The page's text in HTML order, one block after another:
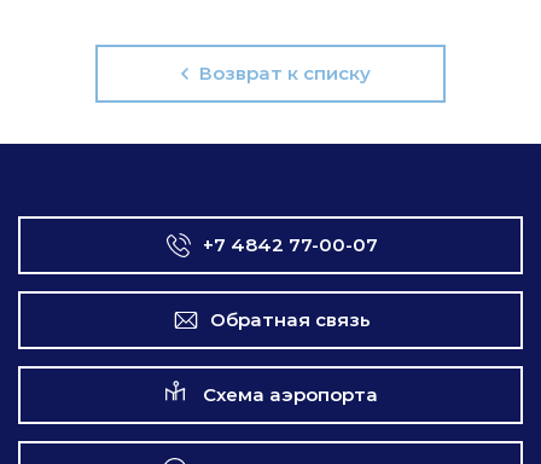
Возврат к списку
+7 4842 77-00-07
Обратная связь
Схема аэропорта